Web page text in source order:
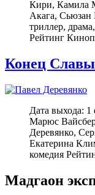
Кири, Камила
Акага, Сьюзан
триллер,
Рейтинг
Конец Славы
Дата выхода: 1
Марюс
Деревянко,
Екатерина
комедия
Мадгаон